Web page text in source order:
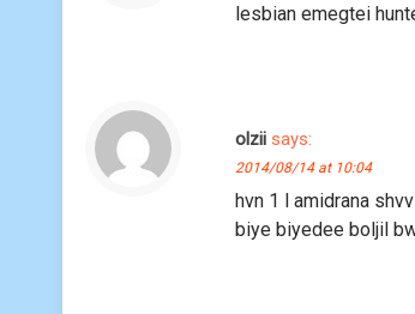
lesbian emegtei
olzii says:
2014/08/14 at 10:04
hvn 1 l amidrana
biye biyedee boljil